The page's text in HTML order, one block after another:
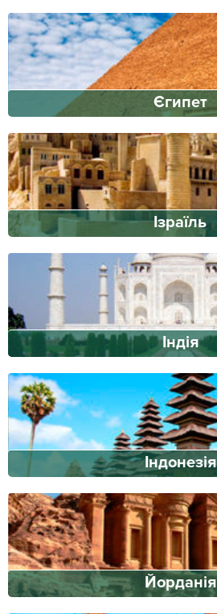
Єгипет
Ізраїль
Індія
Індонезія
Йорданія